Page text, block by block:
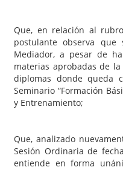
Que, en relación al rubro
postulante observa
Mediador, a pesar de
materias aprobadas de
diplomas donde queda
Seminario “Formación
y Entrenamiento;
Que, analizado
Sesión Ordinaria de
entiende en forma